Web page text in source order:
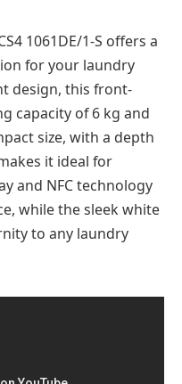
1061DE/1-S offers a
for your laundry
design, this front-
capacity of 6 kg and
size, with a depth
it ideal for
and NFC technology
while the sleek white
to any laundry